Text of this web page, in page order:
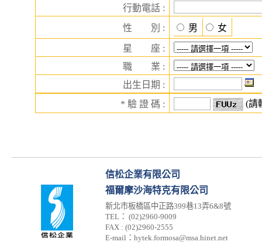
行動電話 :
性 別 :
男 女
星 座 :
職 業 :
出生日期 :
* 驗 證 碼 :
(請
信松企業有限公司
福爾摩沙海特克有限公司
新北市板橋區中正路399巷13弄6&8號
TEL： (02)2960-9009
FAX : (02)2960-2555
E-mail：hytek.formosa@msa.hinet.net